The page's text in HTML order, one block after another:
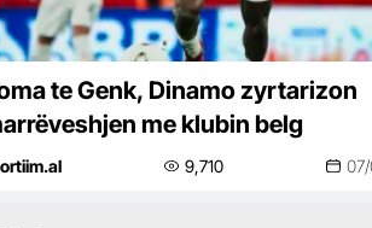
te Genk, Dinamo zyrtarizon
me klubin belg
9,710